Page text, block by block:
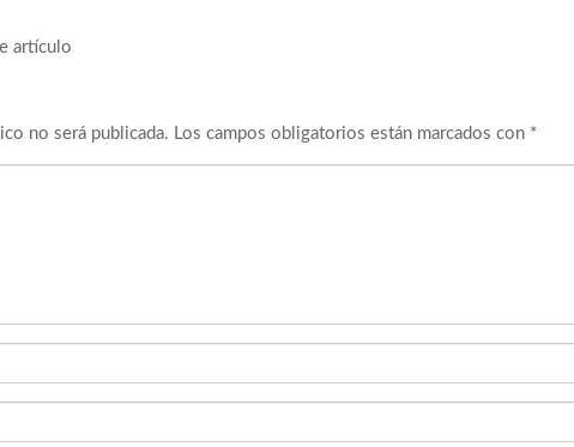
artículo
no será publicada. Los campos obligatorios están marcados con *